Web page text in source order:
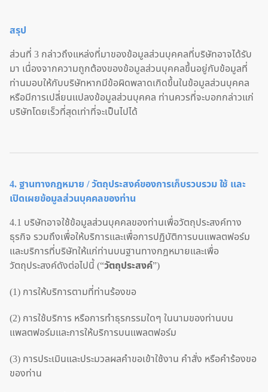
สรุป
ส่วนที่ 3 กล่าวถึงแหล่งที่มาของข้อมูลส่วนบุคคลที่บริษัทอาจได้รับ
มา เนื่องจากความถูกต้องของข้อมูลส่วนบุคคลขึ้นอยู่กับข้อมูลที่
ท่านมอบให้กับบริษัทหากมีข้อผิดพลาดเกิดขึ้นในข้อมูลส่วนบุคคล
หรือมีการเปลี่ยนแปลงข้อมูลส่วนบุคคล ท่านควรที่จะบอกกล่าวแก่
บริษัทโดยเร็วที่สุดเท่าที่จะเป็นไปได้
4. ฐานทางกฎหมาย / วัตถุประสงค์ของการเก็บรวบรวม ใช้ และ
เปิดเผยข้อมูลส่วนบุคคลของท่าน
4.1 บริษัทอาจใช้ข้อมูลส่วนบุคคลของท่านเพื่อวัตถุประสงค์ทาง
ธุรกิจ รวมถึงเพื่อให้บริการและเพื่อการปฏิบัติการบนแพลตฟอร์ม
และบริการที่บริษัทให้แก่ท่านบนฐานทางกฎหมายและเพื่อ
วัตถุประสงค์ดังต่อไปนี้ (“วัตถุประสงค์”)
(1) การให้บริการตามที่ท่านร้องขอ
(2) การใช้บริการ หรือการทำธุรกรรมใดๆ ในนามของท่านบน
แพลตฟอร์มและการให้บริการบนแพลตฟอร์ม
(3) การประเมินและประมวลผลคำขอเข้าใช้งาน คำสั่ง หรือคำร้องขอ
ของท่าน